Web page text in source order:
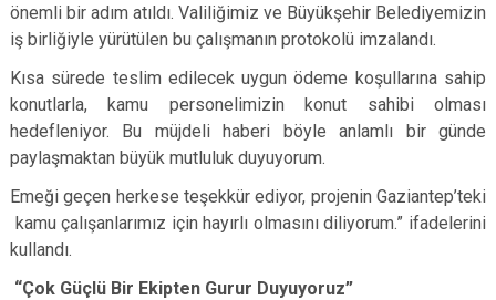
önemli bir adım atıldı. Valiliğimiz ve Büyükşehir Belediyemizin
iş birliğiyle yürütülen bu çalışmanın protokolü imzalandı.
Kısa sürede teslim edilecek uygun ödeme koşullarına sahip
konutlarla, kamu personelimizin konut sahibi olması
hedefleniyor. Bu müjdeli haberi böyle anlamlı bir günde
paylaşmaktan büyük mutluluk duyuyorum.
Emeği geçen herkese teşekkür ediyor, projenin Gaziantep’teki
kamu çalışanlarımız için hayırlı olmasını diliyorum.” ifadelerini
kullandı.
“Çok Güçlü Bir Ekipten Gurur Duyuyoruz”